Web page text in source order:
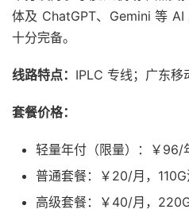
体及 ChatGPT、Gemini 等
十分完备。
线路特点： IPLC 专线；广东移
套餐价格：
轻量年付（限量）：￥96/
普通套餐：￥20/月，110G
高级套餐：￥40/月，220G